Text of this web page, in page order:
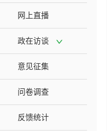
网上直播
政在访谈
意见征集
问卷调查
反馈统计